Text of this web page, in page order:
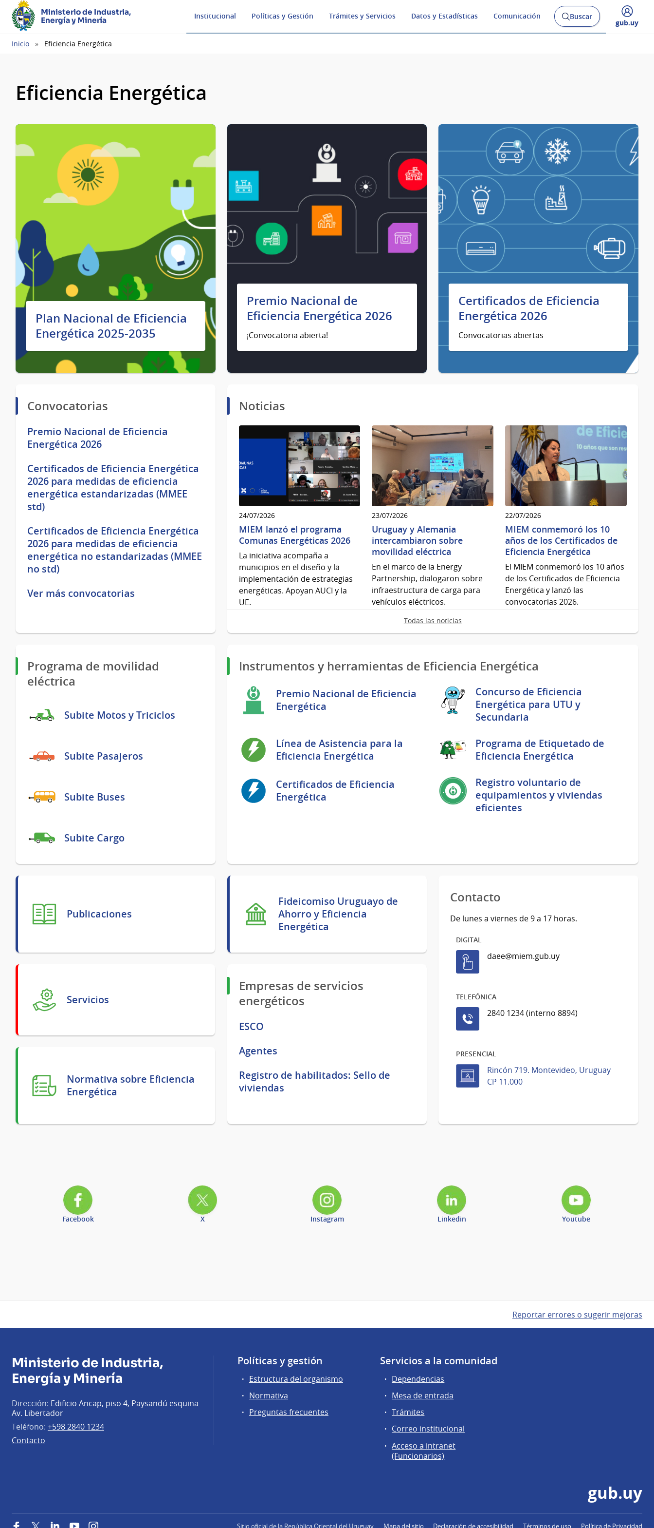
Ministerio de Industria,
Energía y Minería
Institucional Políticas y Gestión Trámites y Servicios Datos y Estadísticas Comunicación
Abrir
buscador
Buscar
Desplegar
gub.uy
Ruta
Inicio Eficiencia Energética
Eficiencia Energética
Plan Nacional de Eficiencia
Energética 2025-2035
Premio Nacional de
Eficiencia Energética 2026
¡Convocatoria abierta!
Certificados de Eficiencia
Energética 2026
Convocatorias abiertas
Convocatorias
Premio Nacional de Eficiencia
Energética 2026
Certificados de Eficiencia Energética
2026 para medidas de eficiencia
energética estandarizadas (MMEE
std)
Certificados de Eficiencia Energética
2026 para medidas de eficiencia
energética no estandarizadas (MMEE
no std)
Ver más convocatorias
Noticias
24/07/2026
MIEM lanzó el programa
Comunas Energéticas 2026
La iniciativa acompaña a
municipios en el diseño y la
implementación de estrategias
energéticas. Apoyan AUCI y la
UE.
23/07/2026
Uruguay y Alemania
intercambiaron sobre
movilidad eléctrica
En el marco de la Energy
Partnership, dialogaron sobre
infraestructura de carga para
vehículos eléctricos.
22/07/2026
MIEM conmemoró los 10
años de los Certificados de
Eficiencia Energética
El MIEM conmemoró los 10 años
de los Certificados de Eficiencia
Energética y lanzó las
convocatorias 2026.
Todas las noticias
Programa de movilidad
eléctrica
Subite Motos y Triciclos
Subite Pasajeros
Subite Buses
Subite Cargo
Instrumentos y herramientas de Eficiencia Energética
Premio Nacional de Eficiencia
Energética
Concurso de Eficiencia
Energética para UTU y
Secundaria
Línea de Asistencia para la
Eficiencia Energética
Programa de Etiquetado de
Eficiencia Energética
Certificados de Eficiencia
Energética
Registro voluntario de
equipamientos y viviendas
eficientes
Publicaciones
Servicios
Normativa sobre Eficiencia
Energética
Fideicomiso Uruguayo de
Ahorro y Eficiencia
Energética
Empresas de servicios
energéticos
ESCO
Agentes
Registro de habilitados: Sello de
viviendas
Contacto
De lunes a viernes de 9 a 17 horas.
DIGITAL
daee@miem.gub.uy
TELEFÓNICA
2840 1234 (interno 8894)
PRESENCIAL
Rincón 719. Montevideo, Uruguay
CP 11.000
Facebook X Instagram Linkedin Youtube
Reportar errores o sugerir mejoras
Ministerio de Industria,
Energía y Minería
Dirección: Edificio Ancap, piso 4, Paysandú esquina
Av. Libertador
Teléfono: +598 2840 1234
Contacto
Políticas y gestión
Estructura del organismo
Normativa
Preguntas frecuentes
Servicios a la comunidad
Dependencias
Mesa de entrada
Trámites
Correo institucional
Acceso a intranet
(Funcionarios)
gub.uy
FacebookTwitterLinkedInYouTubeInstagram Sitio oficial de la República Oriental del Uruguay Mapa del sitio Declaración de accesibilidad Términos de uso Política de Privacidad